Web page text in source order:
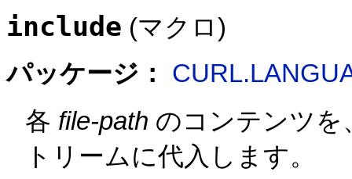
include (マクロ)
パッケージ：
各 file-path のコンテンツを
トリームに代入します。